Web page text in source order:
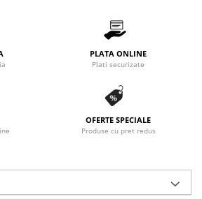
PLATA ONLINE
Plati securizate
OFERTE SPECIALE
Produse cu pret redus